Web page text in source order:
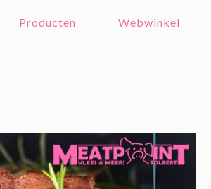
Producten Webwinkel